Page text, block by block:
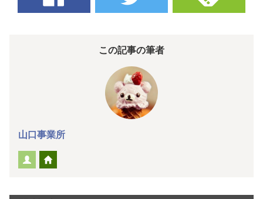
この記事の筆者
山口事業所